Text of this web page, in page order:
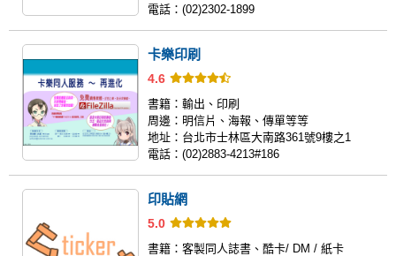
電話： (02)2302-1899
卡樂印刷
4.6
書籍： 輸出、印刷
周邊： 明信片、海報、傳單等等
地址： 台北市士林區大南路361號9樓之1
電話： (02)2883-4213#186
印貼網
5.0
書籍： 客製同人誌書、酷卡/ DM / 紙卡